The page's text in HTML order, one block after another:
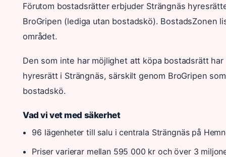
Förutom bostadsrätter erbjuder Strängnäs
BroGripen (lediga utan bostadskö). BostadsZonen
området.
Den som inte har möjlighet att köpa bostadsrätt
hyresrätt i Strängnäs, särskilt genom BroGripen
bostadskö.
Vad vi vet med säkerhet
96 lägenheter till salu i centrala Strängnäs på
Priser varierar mellan 595 000 kr och över 3